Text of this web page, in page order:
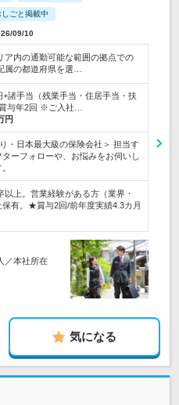
ごと掲載中
09/10
ア内の通勤可能な範囲の拠点での
の都道府県を選…
+諸手当（残業手当・住居手当・扶
与年2回 ※ご入社…
円
・日本最大級の保険会社＞ 担当す
ーフォローや、お悩みをお伺いし
以上。営業経験がある方（業界・
有。★賞与2回/前年度実績4.3カ月
／本社所在
気になる